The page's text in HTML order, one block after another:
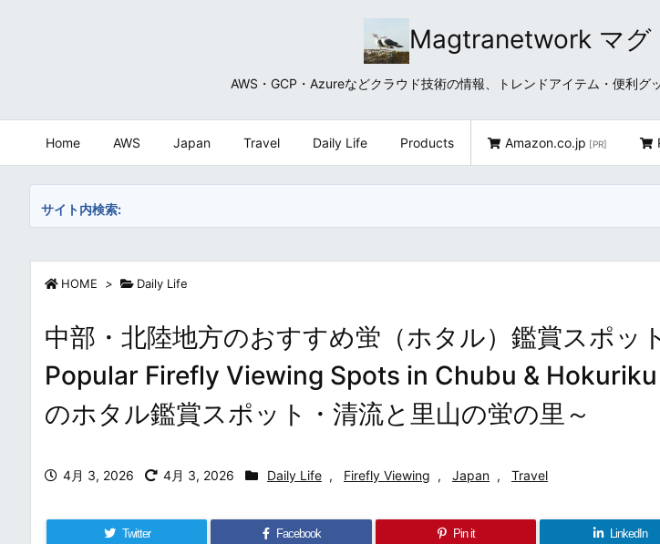
Magtranetwork マグ
AWS・GCP・Azureなどクラウド技術の情報、トレンドアイテム・便利グ
Home AWS Japan Travel Daily Life Products Amazon.co.jp [PR]
サイト内検索:
HOME > Daily Life
中部・北陸地方のおすすめ蛍（ホタル）鑑賞スポッ
Popular Firefly Viewing Spots in Chubu & Hokuriku
のホタル鑑賞スポット・清流と里山の蛍の里～
4月 3, 2026 4月 3, 2026 Daily Life , Firefly Viewing , Japan , Travel
Twitter Facebook Pin it LinkedIn